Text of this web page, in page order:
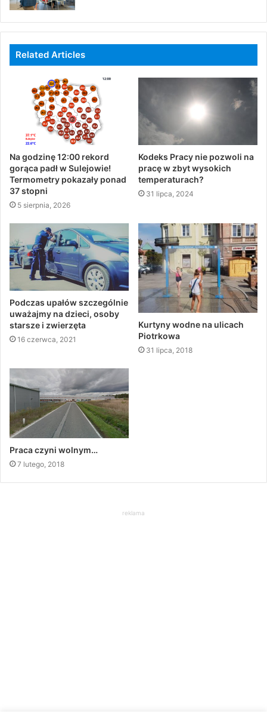
Related Articles
Na godzinę 12:00 rekord
gorąca padł w Sulejowie!
Termometry pokazały ponad
37 stopni
5 sierpnia, 2026
Kodeks Pracy nie pozwoli na
pracę w zbyt wysokich
temperaturach?
31 lipca, 2024
Podczas upałów szczególnie
uważajmy na dzieci, osoby
starsze i zwierzęta
16 czerwca, 2021
Kurtyny wodne na ulicach
Piotrkowa
31 lipca, 2018
Praca czyni wolnym…
7 lutego, 2018
reklama